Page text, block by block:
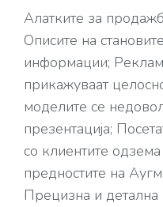
Алатките за
Описите на
информации;
прикажуваат
моделите се
презентација;
со клиентите
предностите на
Прецизнa и детална